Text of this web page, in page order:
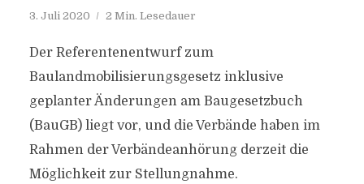
3. Juli 2020 2 Min. Lesedauer
Der Referentenentwurf zum
Baulandmobilisierungsgesetz inklusive
geplanter Änderungen am Baugesetzbuch
(BauGB) liegt vor, und die Verbände haben im
Rahmen der Verbändeanhörung derzeit die
Möglichkeit zur Stellungnahme.